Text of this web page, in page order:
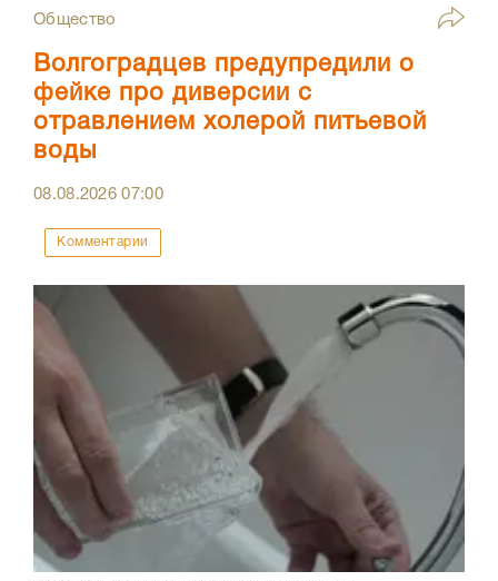
Общество
Волгоградцев предупредили о
фейке про диверсии с
отравлением холерой питьевой
воды
08.08.202607:00
Комментарии